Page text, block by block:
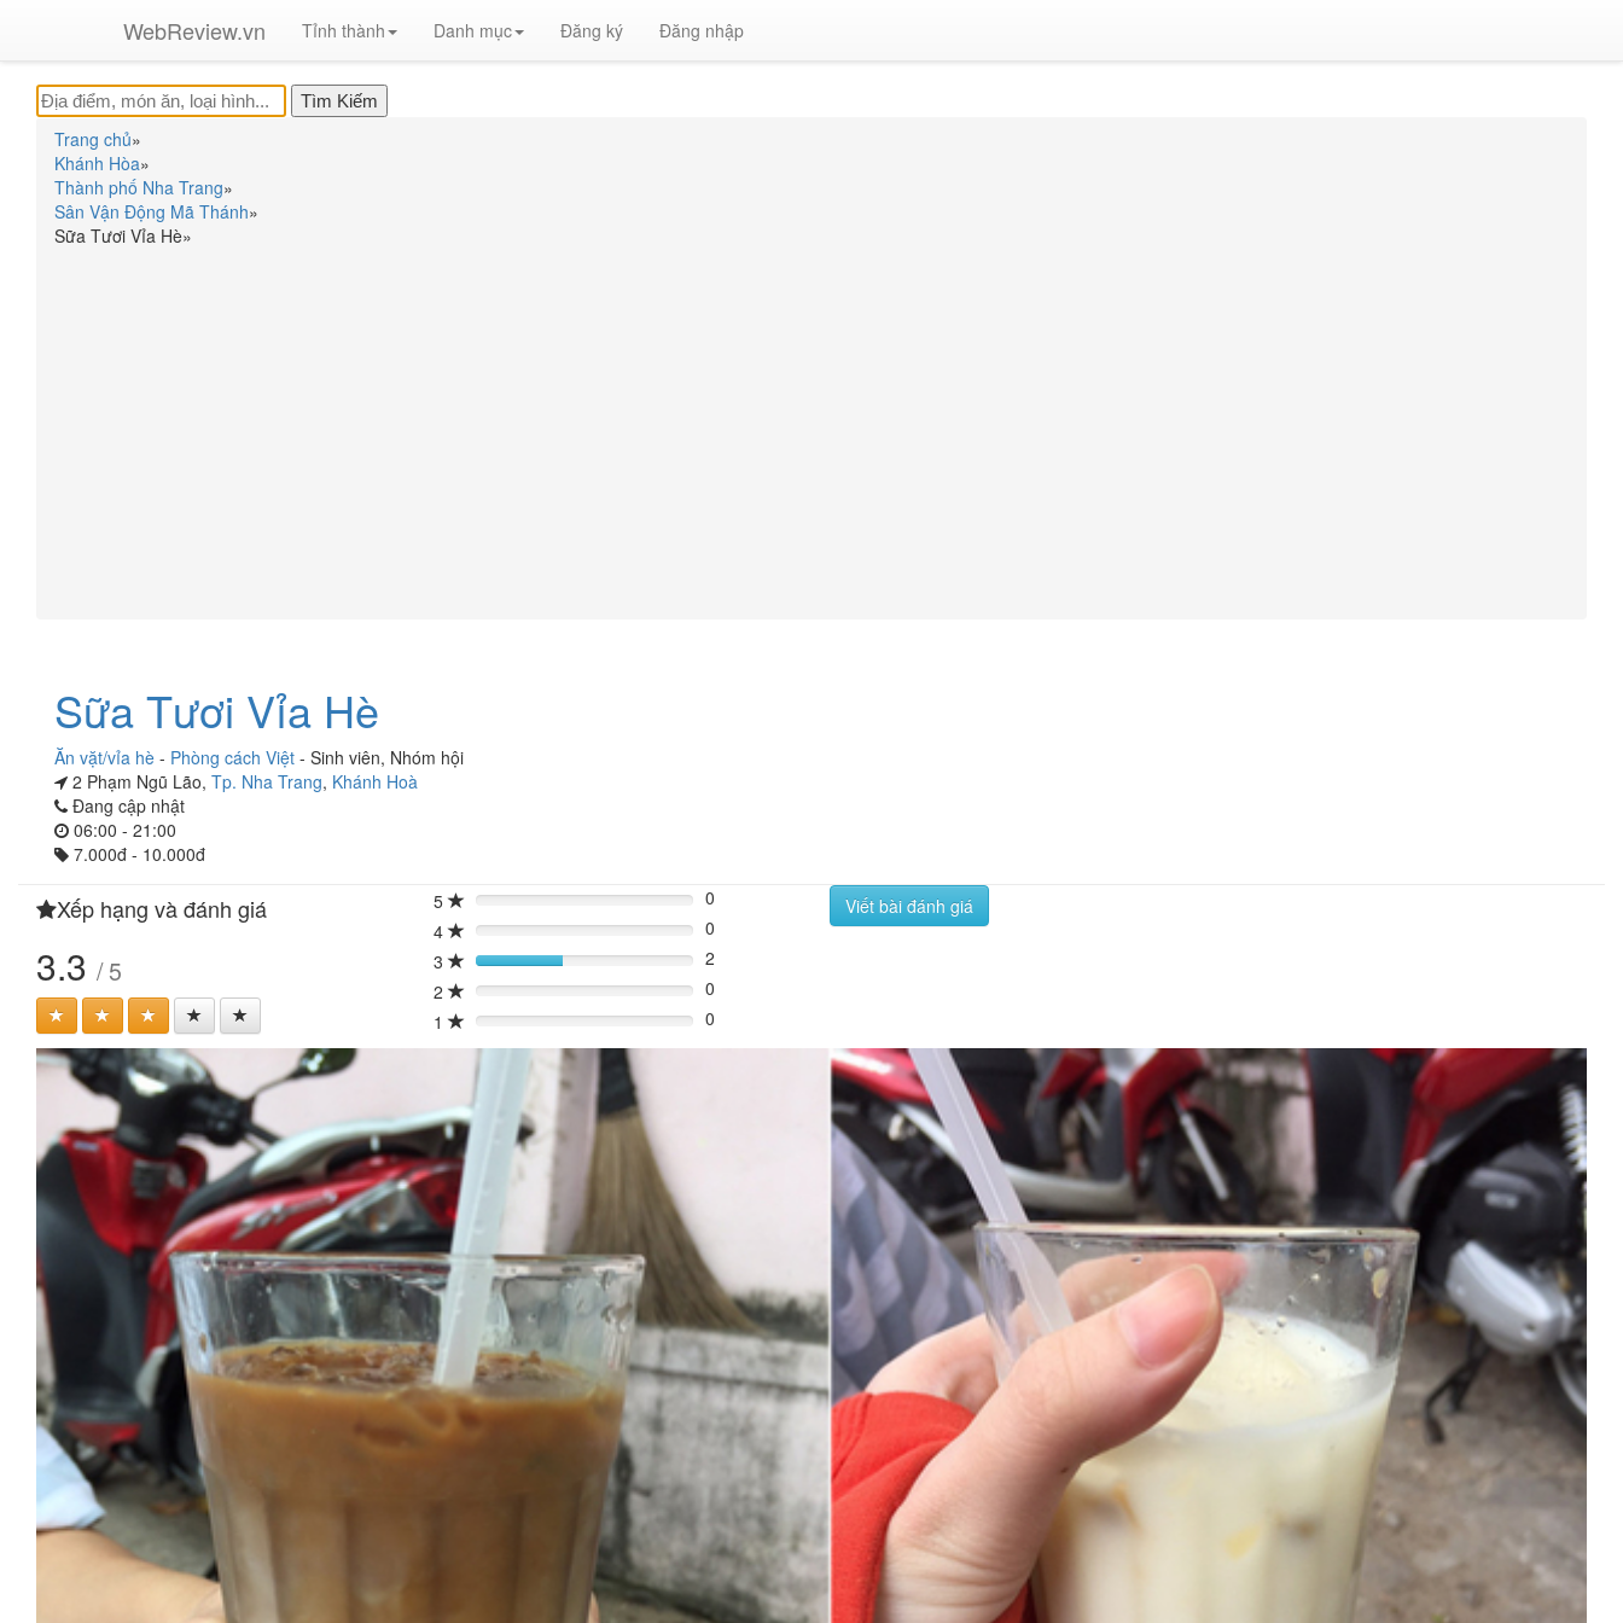
WebReview.vn Tỉnh thành Danh mục Đăng ký Đăng nhập
Trang chủ»
Khánh Hòa»
Thành phố Nha Trang»
Sân Vận Động Mã Thánh»
Sữa Tươi Vỉa Hè»
Sữa Tươi Vỉa Hè
Ăn vặt/vỉa hè - Phòng cách Việt - Sinh viên, Nhóm hội
2 Phạm Ngũ Lão, Tp. Nha Trang, Khánh Hoà
Đang cập nhật
06:00 - 21:00
7.000đ - 10.000đ
Xếp hạng và đánh giá
3.3 / 5
5 0%
0
4
0%
0
3
40%
2
2
0%
0
1
0% 0
Viết bài đánh giá